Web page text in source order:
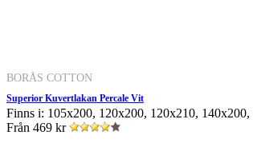
BORÅS COTTON
Superior Kuvertlakan Percale Vit
Finns i: 105x200, 120x200, 120x210,
Från 469 kr